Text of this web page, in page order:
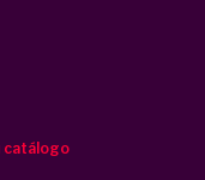
catálogo